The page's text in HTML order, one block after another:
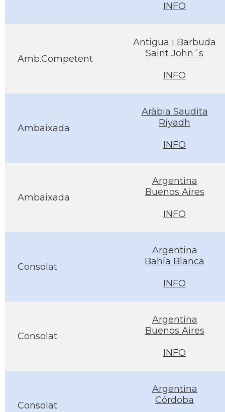
INFO
Amb.Competent
Antigua i Barbuda
Saint John´s
INFO
Ambaixada
Aràbia Saudita
Riyadh
INFO
Ambaixada
Argentina
Buenos Aires
INFO
Consolat
Argentina
Bahía Blanca
INFO
Consolat
Argentina
Buenos Aires
INFO
Consolat
Argentina
Córdoba